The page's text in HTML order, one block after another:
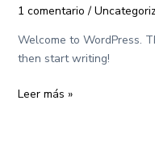
1 comentario /
Welcome to WordPress.
then start writing!
Leer más »